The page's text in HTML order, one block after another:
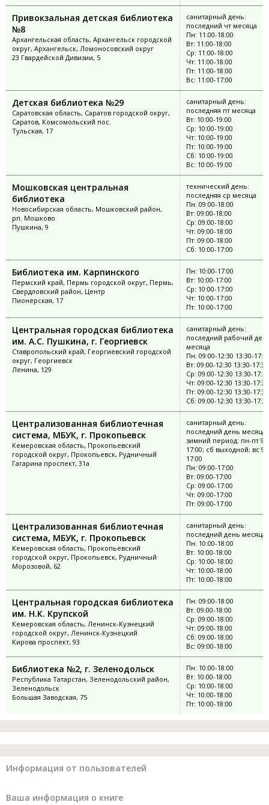
Привокзальная детская библиотека
№8
Архангельская область, Архангельск городской
округ, Архангельск, Ломоносовский округ
23 Гвардейской Дивизии, 5
санитарный день:
последний чт месяца
Пн: 11:00-18:00
Вт: 11:00-18:00
Ср: 11:00-18:00
Чт: 11:00-18:00
Пт: 11:00-18:00
Вс: 11:00-17:00
Детская библиотека №29
Саратовская область, Саратов городской округ,
Саратов, Комсомольский пос.
Тульская, 17
санитарный день:
последняя пт месяца
Вт: 10:00-19:00
Ср: 10:00-19:00
Чт: 10:00-19:00
Пт: 10:00-19:00
Сб: 10:00-19:00
Вс: 10:00-19:00
Мошковская центральная
библиотека
Новосибирская область, Мошковский район,
рп. Мошково
Пушкина, 9
технический день:
последняя ср месяца
Пн: 09:00-18:00
Вт: 09:00-18:00
Ср: 09:00-18:00
Чт: 09:00-18:00
Пт: 09:00-18:00
Сб: 10:00-17:00
Библиотека им. Карпинского
Пермский край, Пермь городской округ, Пермь,
Свердловский район, Центр
Пионерская, 17
Пн: 10:00-17:00
Вт: 10:00-17:00
Ср: 10:00-17:00
Чт: 10:00-17:00
Пт: 10:00-17:00
Центральная городская библиотека
им. А.С. Пушкина, г. Георгиевск
Ставропольский край, Георгиевский городской
округ, Георгиевск
Ленина, 129
санитарный день:
последний рабочий
месяца
Пн: 09:00-12:30 13:30-
Вт: 09:00-12:30 13:30-17:30
Ср: 09:00-12:30 13:30-17:30
Чт: 09:00-12:30 13:30-17:30
Пт: 09:00-12:30 13:30-17:30
Сб: 09:00-12:30 13:30-17:30
Централизованная библиотечная
система, МБУК, г. Прокопьевск
Кемеровская область, Прокопьевский
городской округ, Прокопьевск, Рудничный
Гагарина проспект, 31а
санитарный день:
последний день месяца;
зимний период: пн-пт
17:00; сб выходной; вс
17:00
Пн: 09:00-17:00
Вт: 09:00-17:00
Ср: 09:00-17:00
Чт: 09:00-17:00
Пт: 09:00-17:00
Централизованная библиотечная
система, МБУК, г. Прокопьевск
Кемеровская область, Прокопьевский
городской округ, Прокопьевск, Рудничный
Морозовой, 62
санитарный день:
последний день месяца
Пн: 10:00-18:00
Вт: 10:00-18:00
Ср: 10:00-18:00
Чт: 10:00-18:00
Пт: 10:00-18:00
Центральная городская библиотека
им. Н.К. Крупской
Кемеровская область, Ленинск-Кузнецкий
городской округ, Ленинск-Кузнецкий
Кирова проспект, 93
Пн: 09:00-18:00
Вт: 09:00-18:00
Ср: 09:00-18:00
Чт: 09:00-18:00
Сб: 09:00-18:00
Вс: 09:00-18:00
Библиотека №2, г. Зеленодольск
Республика Татарстан, Зеленодольский район,
Зеленодольск
Большая Заводская, 75
Пн: 10:00-18:00
Вт: 10:00-18:00
Ср: 10:00-18:00
Чт: 10:00-18:00
Пт: 10:00-18:00
Информация от пользователей
Ваша информация о книге